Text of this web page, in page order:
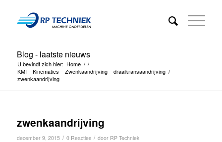
Blog - laatste nieuws
U bevindt zich hier: Home / /
KMI – Kinematics – Zwenkaandrijving – draaikransaandrijving /
zwenkaandrijving
zwenkaandrijving
december 9, 2015 / 0 Reacties / door RP Techniek